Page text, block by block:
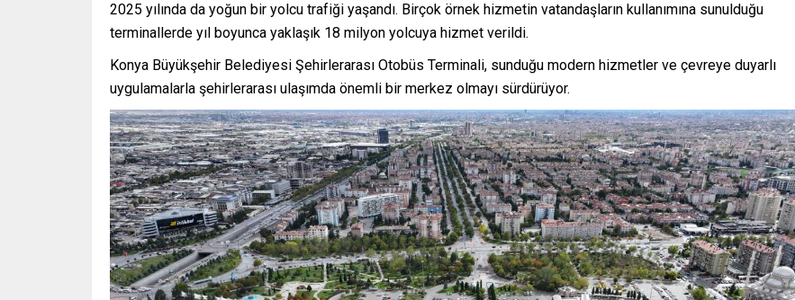
2025 yılında da yoğun bir yolcu trafiği yaşandı. Birçok örnek hizmetin vatandaşların kullanımına sunulduğu
terminallerde yıl boyunca yaklaşık 18 milyon yolcuya hizmet verildi.
Konya Büyükşehir Belediyesi Şehirlerarası Otobüs Terminali, sunduğu modern hizmetler ve çevreye duyarlı
uygulamalarla şehirlerarası ulaşımda önemli bir merkez olmayı sürdürüyor.